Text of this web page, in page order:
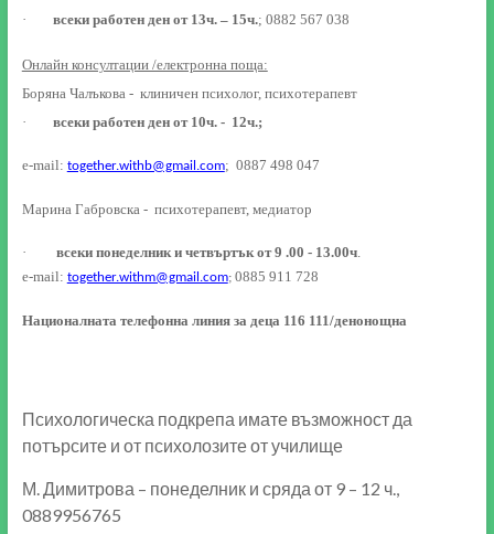
· всеки работен ден от 13ч. – 15ч.; 0882 567 038
Онлайн консултации /електронна поща:
Боряна Чалъкова - клиничен психолог, психотерапевт
· всеки работен ден от 10ч. - 12ч.;
e-mail: together.withb@gmail.com; 0887 498 047
Марина Габровска - психотерапевт, медиатор
· всеки понеделник и четвъртък от 9 .00 - 13.00ч.
e-mail: together.withm@gmail.com; 0885 911 728
Националната телефонна линия за деца 116 111/денонощна
Психологическа подкрепа имате възможност да
потърсите и от психолозите от училище
М. Димитрова – понеделник и сряда от 9 – 12 ч.,
0889956765